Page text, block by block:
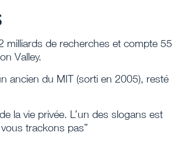
milliards de recherches et compte 55
Valley.
ancien du MIT (sorti en 2005), resté
la vie privée. L’un des slogans est
trackons pas”